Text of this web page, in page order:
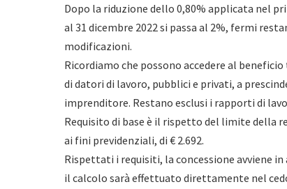
Dopo la riduzione dello 0,80% applicata nel
al 31 dicembre 2022 si passa al 2%, fermi
modificazioni.
Ricordiamo che possono accedere al
di datori di lavoro, pubblici e privati, a
imprenditore. Restano esclusi i rapporti di
Requisito di base è il rispetto del limite della
ai fini previdenziali, di € 2.692.
Rispettati i requisiti, la concessione avviene
il calcolo sarà effettuato direttamente nel